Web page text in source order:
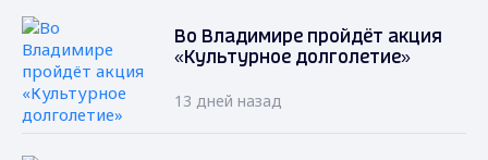
Во Владимире пройдёт акция
«Культурное долголетие»
13 дней назад